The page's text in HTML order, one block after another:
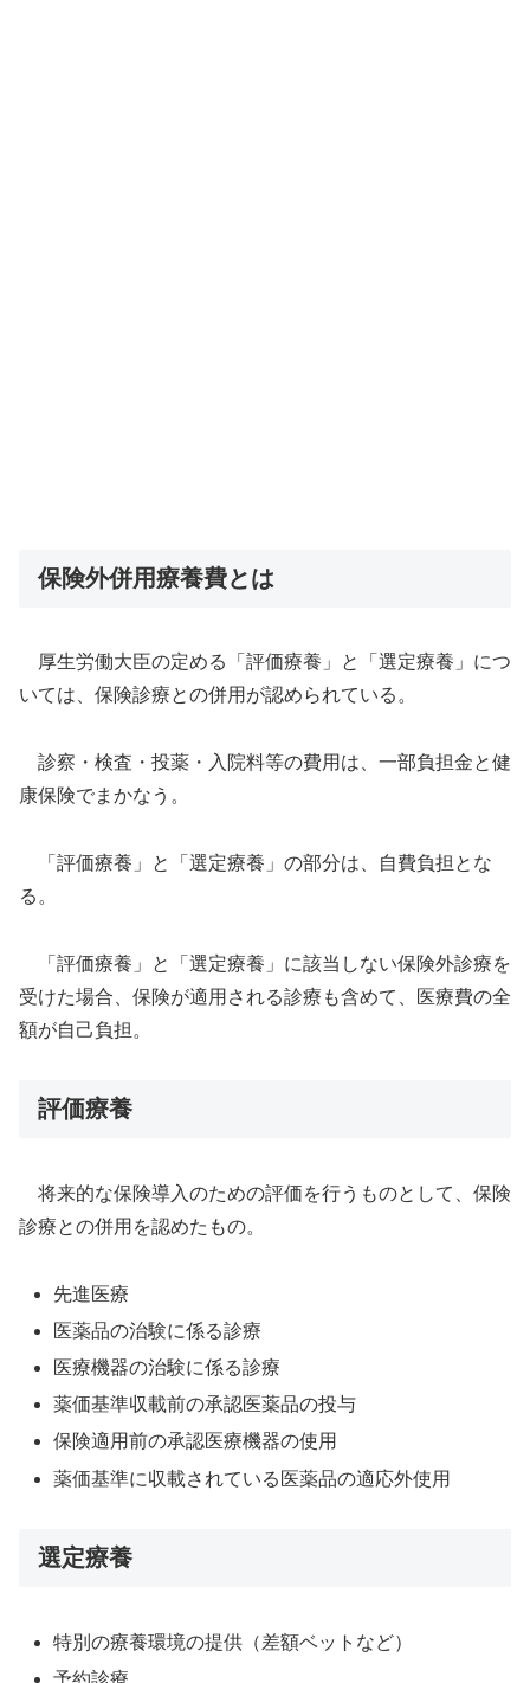
保険外併用療養費とは
厚生労働大臣の定める「評価療養」と「選定療養」につ
いては、保険診療との併用が認められている。
診察・検査・投薬・入院料等の費用は、一部負担金と健
康保険でまかなう。
「評価療養」と「選定療養」の部分は、自費負担とな
る。
「評価療養」と「選定療養」に該当しない保険外診療を
受けた場合、保険が適用される診療も含めて、医療費の全
額が自己負担。
評価療養
将来的な保険導入のための評価を行うものとして、保険
診療との併用を認めたもの。
先進医療
医薬品の治験に係る診療
医療機器の治験に係る診療
薬価基準収載前の承認医薬品の投与
保険適用前の承認医療機器の使用
薬価基準に収載されている医薬品の適応外使用
選定療養
特別の療養環境の提供（差額ベットなど）
予約診療